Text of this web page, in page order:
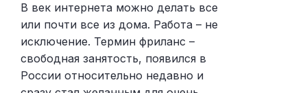
В век интернета можно делать все
или почти все из дома. Работа – не
исключение. Термин фриланс –
свободная занятость, появился в
России относительно недавно и